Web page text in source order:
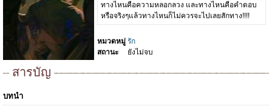
ทางไหนคือความหลอกลวง และทางไหนคือคำตอบ
หรือจริงๆแล้วทางไหนก็ไม่ควรจะไปเลยสักทาง!!!!
หมวดหมู่ รัก
สถานะ
ยังไม่จบ
สารบัญ
บทนำ